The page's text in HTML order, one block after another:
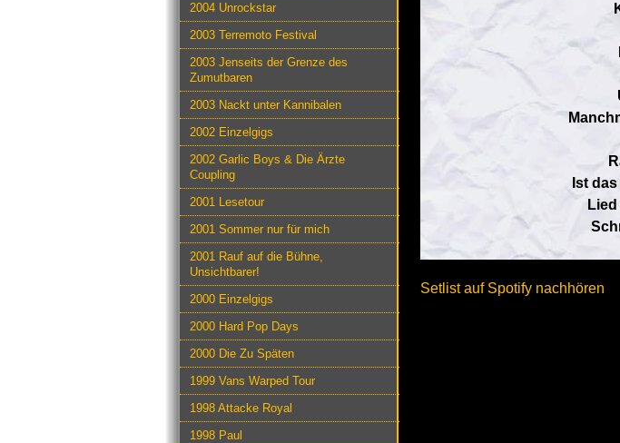
2004 Unrockstar
2003 Terremoto Festival
2003 Jenseits der Grenze des
Zumutbaren
2003 Nackt unter Kannibalen
2002 Einzelgigs
2002 Garlic Boys & Die Ärzte
Coupling
2001 Lesetour
2001 Sommer nur für mich
2001 Rauf auf die Bühne,
Unsichtbarer!
2000 Einzelgigs
2000 Hard Pop Days
2000 Die Zu Späten
1999 Vans Warped Tour
1998 Attacke Royal
1998 Paul
Ist
Setlist auf Spotify nachhören